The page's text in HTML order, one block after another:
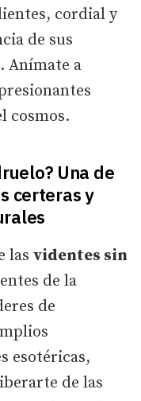
cordial y
de sus
Anímate a
cosmos.
Una de
certeras y
las videntes sin
de la
de
esotéricas,
de las